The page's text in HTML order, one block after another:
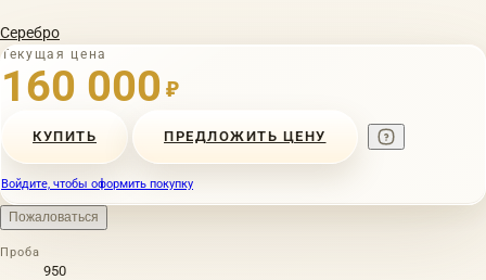
Серебро
Текущая цена
160 000 ₽
КУПИТЬ ПРЕДЛОЖИТЬ ЦЕНУ
Войдите, чтобы оформить покупку
Пожаловаться
Проба
950